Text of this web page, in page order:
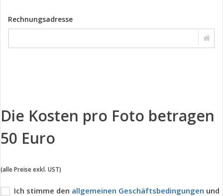
Rechnungsadresse
Die Kosten pro Foto betragen
50 Euro
(alle Preise exkl. UST)
Ich stimme den allgemeinen Geschäftsbedingungen und